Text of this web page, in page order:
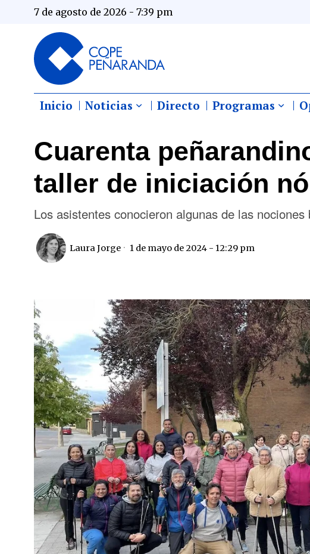
7 de agosto de 2026 - 7:39 pm
Inicio Noticias Directo Programas
Cuarenta
taller de iniciación
Los asistentes conocieron algunas de las
Laura Jorge 1 de mayo de 2024 - 12:29 pm